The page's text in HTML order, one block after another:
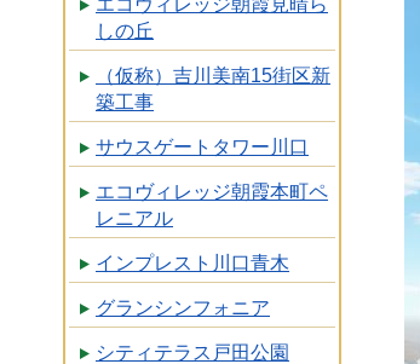
エコヴィレッジ朝霞見晴ら
しの丘
（仮称）吉川美南15街区新
築工事
サウスゲートタワー川口
エコヴィレッジ朝霞本町ペ
レニアル
インプレスト川口青木
グランシンフォニア
シティテラス戸田公園